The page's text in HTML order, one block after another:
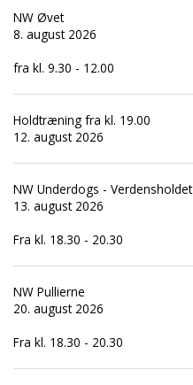
NW Øvet
8. august 2026
fra kl. 9.30 - 12.00
Holdtræning fra kl. 19.00
12. august 2026
NW Underdogs - Verdensholdet
13. august 2026
Fra kl. 18.30 - 20.30
NW Pullierne
20. august 2026
Fra kl. 18.30 - 20.30